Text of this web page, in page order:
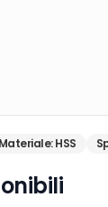
Materiale:HSS